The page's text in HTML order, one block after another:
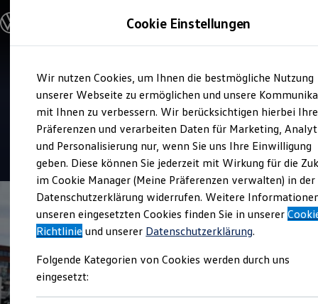
Hauptinhalt
springen
Footer
springen
Modelle und Konfigurator
Modelle vergleichen
Elektroautos
ENERGY Sondermodelle
Nutzfahrzeuge
SUV und CUV
Familienautos
Kombis
Kompaktwagen
Sportwagen
Schnell verfügbare Fahrzeuge
Angebote und Produkte
Aktuelle Angebote
E-Auto-Förderung
Volkswagen Marktplatz
Junge Gebrauchtwagen und Gebrauchtwagen
Volkswagen Zertifizierte Gebrauchtwagen
Zubehör- und Serviceangebote
Service
Autozentrum Uelzener
Straße
4.5|132 Bewertungen
Cookie Einstellungen
Wir nutzen Cookies, um Ihnen die bestmögliche Nutzung
unserer Webseite zu ermöglichen und unsere
mit Ihnen zu verbessern. Wir berücksichtigen hierbei Ihre
Präferenzen und verarbeiten Daten für Marketing,
und Personalisierung nur, wenn Sie uns Ihre Einwilligung
geben. Diese können Sie jederzeit mit Wirkung für die
im Cookie Manager (Meine Präferenzen verwalten) in der
Datenschutzerklärung widerrufen. Weitere
unseren eingesetzten Cookies finden Sie in unserer
Richtlinie und unserer Datenschutzerklärung.
Folgende Kategorien von Cookies werden durch uns
eingesetzt: